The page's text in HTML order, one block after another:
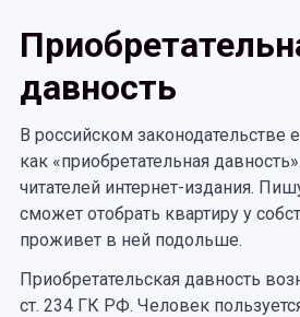
давность
В российском законодательстве
как «приобретательная
читателей интернет-издания.
сможет отобрать квартиру у
проживет в ней подольше.
Приобретательская давность
ст. 234 ГК РФ. Человек